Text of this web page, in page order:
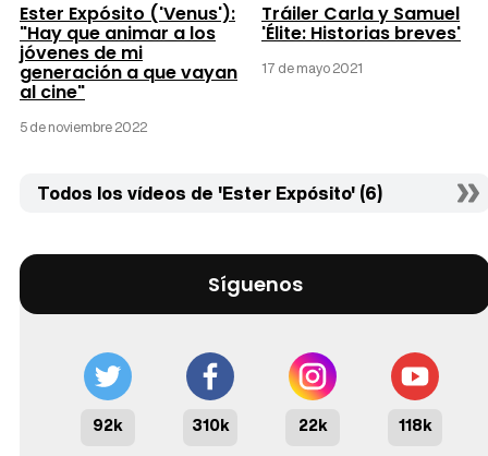
Ester Expósito ('Venus'):
"Hay que animar a los
jóvenes de mi
generación a que vayan
al cine"
5 de noviembre 2022
Tráiler Carla y Samuel
'Élite: Historias breves'
17 de mayo 2021
Todos los vídeos de 'Ester Expósito' (6)
Síguenos
92k 310k 22k 118k